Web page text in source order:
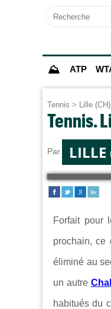
Recherche
⛰ ATP
Tennis > Lille (CH)
Tennis.
Par Adrien
LILLE
Forfait pour
prochain, ce
éliminé au
un autre
habitués du